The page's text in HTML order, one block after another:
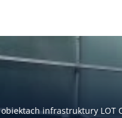
infrastruktury LOT